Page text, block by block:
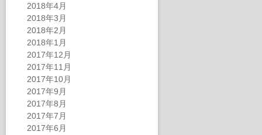
2018年4月
2018年3月
2018年2月
2018年1月
2017年12月
2017年11月
2017年10月
2017年9月
2017年8月
2017年7月
2017年6月